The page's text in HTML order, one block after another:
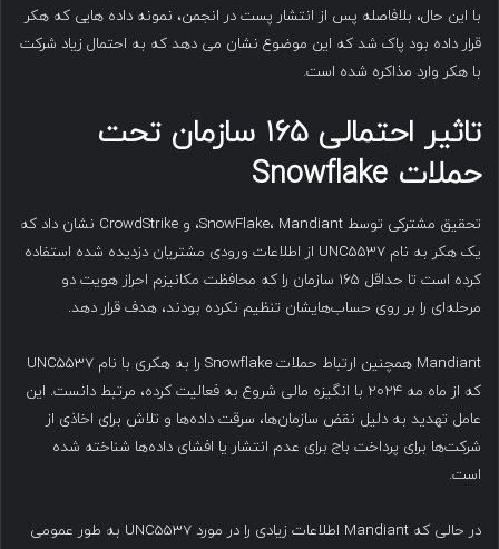
با این حال، بلافاصله پس از انتشار پست در انجمن، نمونه داده هایی که هکر
قرار داده بود پاک شد که این موضوع نشان می دهد که به احتمال زیاد شرکت
با هکر وارد مذاکره شده است.
تاثیر احتمالی ۱۶۵ سازمان تحت
حملات Snowflake
تحقیق مشترکی توسط SnowFlake، Mandiant، و CrowdStrike نشان داد که
یک هکر به نام UNC5537 از اطلاعات ورودی مشتریان دزدیده شده استفاده
کرده است تا حداقل ۱۶۵ سازمان را که محافظت مکانیزم احراز هویت دو
مرحله‌ای را بر روی حساب‌هایشان تنظیم نکرده بودند، هدف قرار دهد.
Mandiant همچنین ارتباط حملات Snowflake را به هکری با نام UNC5537
که از ماه مه ۲۰۲۴ با انگیزه مالی شروع به فعالیت کرده، مرتبط دانست. این
عامل تهدید به دلیل نقض سازمان‌ها، سرقت داده‌ها و تلاش برای اخاذی از
شرکت‌ها برای پرداخت باج برای عدم انتشار یا افشای داده‌ها شناخته شده
است.
در حالی که Mandiant اطلاعات زیادی را در مورد UNC5537 به طور عمومی